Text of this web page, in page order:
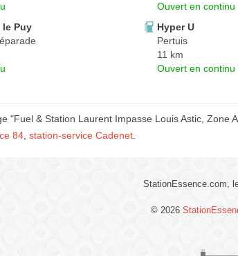
Ouvert en continu
le Puy
Hyper U
Pertuis
11 km
Ouvert en continu
"Fuel & Station Laurent Impasse Louis Astic, Zone
84 station-service Cadenet
StationEssence.com,
© 2026